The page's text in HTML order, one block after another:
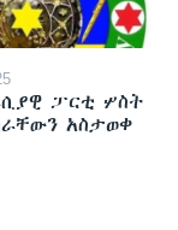
ፓርቲ ሦስት
አስታወቀ